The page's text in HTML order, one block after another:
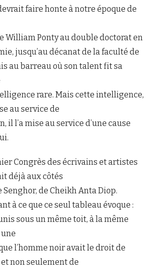
faire honte à notre époque de
William Ponty au double doctorat en
jusqu’au décanat de la faculté de
au barreau où son talent fit sa
rare. Mais cette intelligence,
au service de
il l’a mise au service d’une cause
Congrès des écrivains et artistes
déjà aux côtés
Senghor, de Cheikh Anta Diop.
à ce que ce seul tableau évoque :
sous un même toit, à la même
l’homme noir avait le droit de
non seulement de